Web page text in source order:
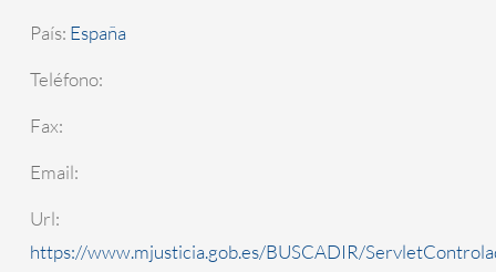
País: España
Teléfono:
Fax:
Email:
Url:
https://www.mjusticia.gob.es/BUSCADIR/